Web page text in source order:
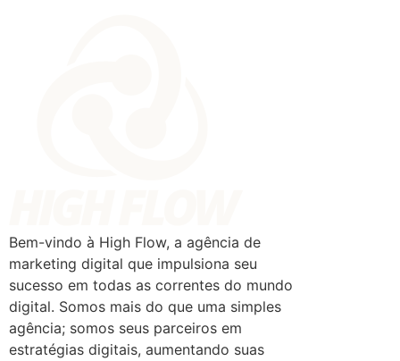
Bem-vindo à High Flow, a agência de
marketing digital que impulsiona seu
sucesso em todas as correntes do mundo
digital. Somos mais do que uma simples
agência; somos seus parceiros em
estratégias digitais, aumentando suas